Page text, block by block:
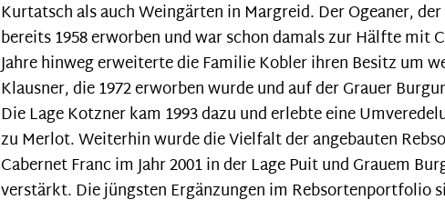
Kurtatsch als auch Weingärten in Margreid. Der Ogeaner,
bereits 1958 erworben und war schon damals zur Hälfte mit
Jahre hinweg erweiterte die Familie Kobler ihren Besitz um
Klausner, die 1972 erworben wurde und auf der Grauer
Die Lage Kotzner kam 1993 dazu und erlebte eine
zu Merlot. Weiterhin wurde die Vielfalt der angebauten
Cabernet Franc im Jahr 2001 in der Lage Puit und Grauem
verstärkt. Die jüngsten Ergänzungen im Rebsortenportfolio